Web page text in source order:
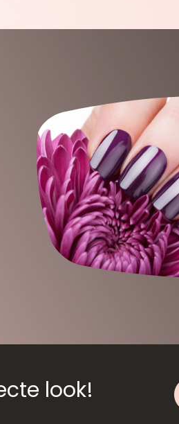
look!